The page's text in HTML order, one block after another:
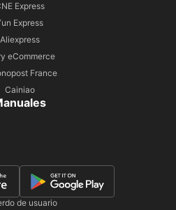
Express
Express
Aliexpress
eCommerce
France
Cainiao
de usuario